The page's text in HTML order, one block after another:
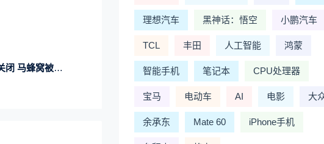
蜂窝被曝裁员
理想汽车 黑神话：悟空 小鹏汽车
TCL 丰田 人工智能 鸿蒙
智能手机 笔记本 CPU处理器
宝马 电动车 AI 电影 大
余承东 Mate 60 iPhone手机